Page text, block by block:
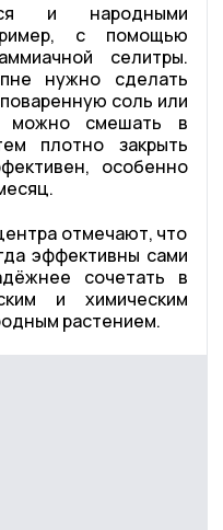
и народными
с помощью
селитры.
нужно сделать
соль или
можно смешать в
плотно закрыть
особенно
отмечают, что
эффективны сами
сочетать в
и химическим
растением.